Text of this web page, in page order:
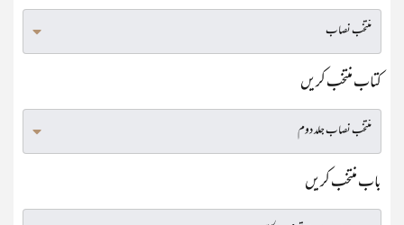
کتاب منتخب کریں
باب منتخب کریں